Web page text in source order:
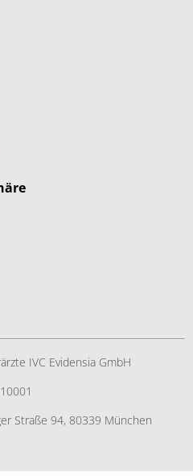
IVC Evidensia GmbH
Straße 94, ​80339 München